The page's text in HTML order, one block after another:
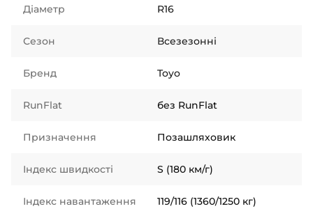
Діаметр R16
Сезон Всезезонні
Бренд Toyo
RunFlat без RunFlat
Призначення Позашляховик
Індекс швидкості S (180 км/г)
Індекс навантаження 119/116 (1360/1250 кг)